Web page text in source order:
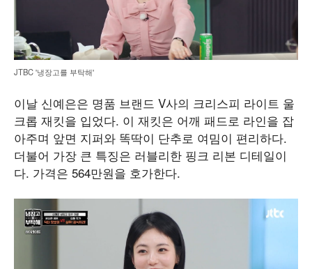
JTBC '냉장고를 부탁해'
이날 신예은은 명품 브랜드 V사의 크리스피 라이트 울
크롭 재킷을 입었다. 이 재킷은 어깨 패드로 라인을 잡
아주며 앞면 지퍼와 똑딱이 단추로 여밈이 편리하다.
더불어 가장 큰 특징은 러블리한 핑크 리본 디테일이
다. 가격은 564만원을 호가한다.